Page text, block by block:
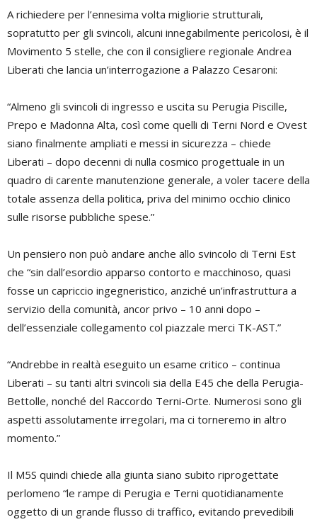
A richiedere per l’ennesima volta migliorie strutturali,
sopratutto per gli svincoli, alcuni innegabilmente pericolosi, è il
Movimento 5 stelle, che con il consigliere regionale Andrea
Liberati che lancia un’interrogazione a Palazzo Cesaroni:
“Almeno gli svincoli di ingresso e uscita su Perugia Piscille,
Prepo e Madonna Alta, così come quelli di Terni Nord e Ovest
siano finalmente ampliati e messi in sicurezza – chiede
Liberati – dopo decenni di nulla cosmico progettuale in un
quadro di carente manutenzione generale, a voler tacere della
totale assenza della politica, priva del minimo occhio clinico
sulle risorse pubbliche spese.”
Un pensiero non può andare anche allo svincolo di Terni Est
che “sin dall’esordio apparso contorto e macchinoso, quasi
fosse un capriccio ingegneristico, anziché un’infrastruttura a
servizio della comunità, ancor privo – 10 anni dopo –
dell’essenziale collegamento col piazzale merci TK-AST.”
“Andrebbe in realtà eseguito un esame critico – continua
Liberati – su tanti altri svincoli sia della E45 che della Perugia-
Bettolle, nonché del Raccordo Terni-Orte. Numerosi sono gli
aspetti assolutamente irregolari, ma ci torneremo in altro
momento.”
Il M5S quindi chiede alla giunta siano subito riprogettate
perlomeno “le rampe di Perugia e Terni quotidianamente
oggetto di un grande flusso di traffico, evitando prevedibili